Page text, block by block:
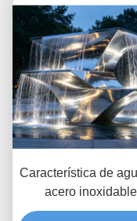
Característica de
acero inoxidable
Escultura de